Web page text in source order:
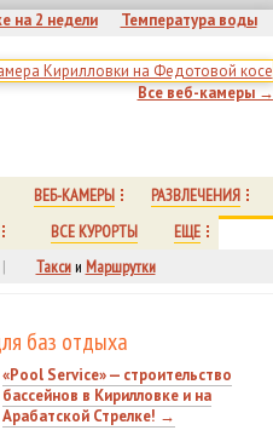
на 2 недели
Температура воды
Все веб-камеры →
ВЕБ-КАМЕРЫ
РАЗВЛЕЧЕНИЯ
ВСЕ КУРОРТЫ
ЕЩЕ
| Таксии Маршрутки
баз отдыха
«Pool Service» — строительство
бассейнов в Кирилловке и на
Арабатской Стрелке! →